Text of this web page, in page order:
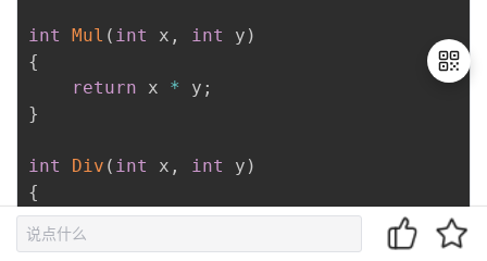
int Mul ( int x , int y )
{
return x * y ;
}
int Div ( int x , int y )
{
return x / y;
}